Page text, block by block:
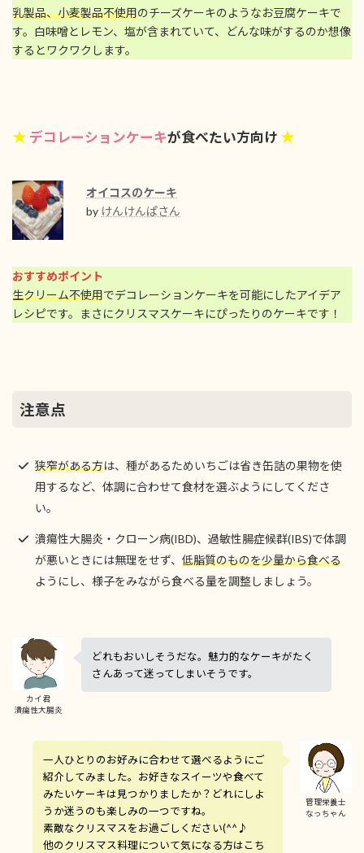
乳製品、小麦製品不使用のチーズケーキのようなお豆腐ケーキで
す。白味噌とレモン、塩が含まれていて、どんな味がするのか想像
するとワクワクします。
★ デコレーションケーキが食べたい方向け ★
オイコスのケーキ
by けんけんぱさん
おすすめポイント
生クリーム不使用でデコレーションケーキを可能にしたアイデア
レシピです。まさにクリスマスケーキにぴったりのケーキです！
注意点
狭窄がある方は、種があるためいちごは省き缶詰の果物を使
用するなど、体調に合わせて食材を選ぶようにしてくださ
い。
潰瘍性大腸炎・クローン病(IBD)、過敏性腸症候群(IBS)で体調
が悪いときには無理をせず、 低脂質のものを少量から食べる
ようにし、様子をみながら食べる量を調整しましょう。
カイ君
潰瘍性大腸炎
どれもおいしそうだな。魅力的なケーキがたく
さんあって迷ってしまいそうです。
管理栄養士
なっちゃん
一人ひとりのお好みに合わせて選べるようにご
紹介してみました。お好きなスイーツや食べて
みたいケーキは見つかりましたか？どれにしよ
うか迷うのも楽しみの一つですね。
素敵なクリスマスをお過ごしください(^^♪
他のクリスマス料理について気になる方はこち